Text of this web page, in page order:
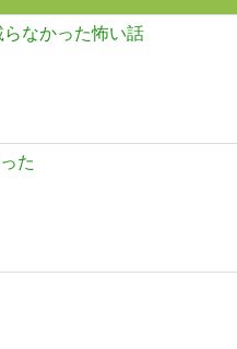
なかった怖い話
た